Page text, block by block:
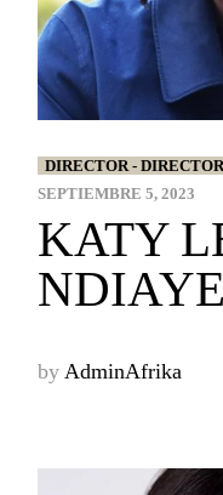
DIRECTOR -
SEPTIEMBRE 5, 2023
KATY
NDIAYE
by AdminAfrika